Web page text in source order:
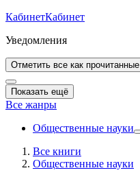
КабинетКабинет
Уведомления
Отметить все как прочитанные
Показать ещё
Все жанры
Общественные науки
Все книги
Общественные науки